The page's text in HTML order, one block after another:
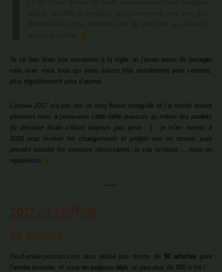
Je ne fais donc pas exception à la règle, et j’avais envie de partager
cela avec vous tous qui nous suivez très assidument pour certains,
plus régulièrement pour d’autres.
L’année 2017 n’a pas été un long fleuve tranquille et j’ai hésité durant
plusieurs mois à poursuivre cette belle aventure au milieu des poulets
(la décision finale n’étant toujours pas prise….) ; je m’en remets à
2018 pour évaluer les changements et projets mis en œuvre, puis
prendre ensuite les mesures nécessaires, le cas échéant…. nous en
reparlerons
——
Oeuf-poule-poussin.com aura publié pas moins de 90 articles pour
l’année écoulée, et vous en propose déjà, un peu plus de 300 à lire !